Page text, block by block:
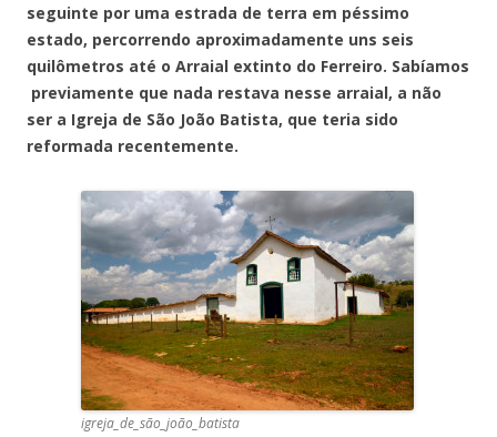
seguinte por uma estrada de terra em péssimo
estado, percorrendo aproximadamente uns seis
quilômetros até o Arraial extinto do Ferreiro. Sabíamos
previamente que nada restava nesse arraial, a não
ser a Igreja de São João Batista, que teria sido
reformada recentemente.
igreja_de_são_joão_batista